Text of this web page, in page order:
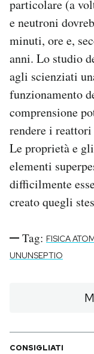
particolare (a
e neutroni
minuti, ore e,
anni. Lo studio
agli scienziati
funzionamento
comprensione
rendere i
Le proprietà e
elementi
difficilmente
creato quegli
Tag: FISICA
UNUNSEPTIO
CONSIGLIATI